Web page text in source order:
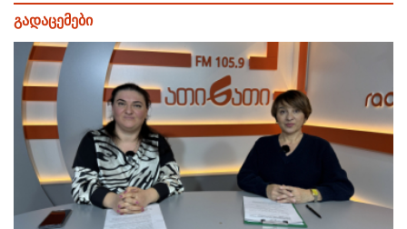
გადაცემები